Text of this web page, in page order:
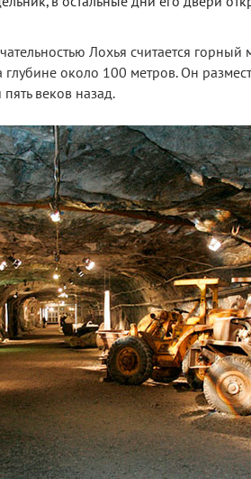
Лохья считается горный
около 100 метров. Он
веков назад.